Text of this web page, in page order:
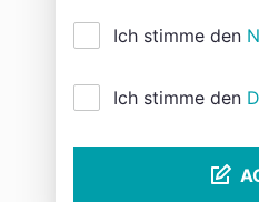
Ich stimme den
Ich stimme den